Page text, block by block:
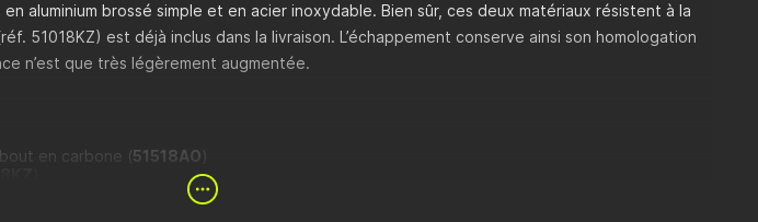
aluminium brossé simple et en acier inoxydable. Bien sûr, ces deux matériaux résistent à la
51018KZ) est déjà inclus dans la livraison. L’échappement conserve ainsi son homologation
n’est que très légèrement augmentée.
en carbone (51518AO)